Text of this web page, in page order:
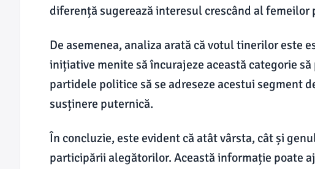
diferență sugerează interesul crescând al
De asemenea, analiza arată că votul tinerilor este
inițiative menite să încurajeze această categorie
partidele politice să se adreseze acestui segment
susținere puternică.
În concluzie, este evident că atât vârsta, cât și
participării alegătorilor. Această informație poate